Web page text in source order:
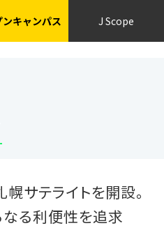
ンキャンパス J Scope
サテライトを開設。
なる利便性を追求